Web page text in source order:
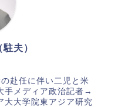
夫）
赴任に伴い二児と米
手メディア政治記者→
大大学院東アジア研究